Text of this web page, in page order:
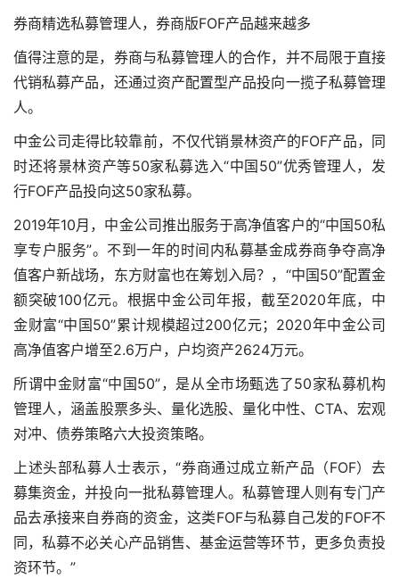
券商精选私募管理人，券商版FOF产品越来越多
值得注意的是，券商与私募管理人的合作，并不局限于直接
代销私募产品，还通过资产配置型产品投向一揽子私募管理
人。
中金公司走得比较靠前，不仅代销景林资产的FOF产品，同
时还将景林资产等50家私募选入“中国50”优秀管理人，发
行FOF产品投向这50家私募。
2019年10月，中金公司推出服务于高净值客户的“中国50私
享专户服务”。不到一年的时间内私募基金成券商争夺高净
值客户新战场，东方财富也在筹划入局？，“中国50”配置金
额突破100亿元。根据中金公司年报，截至2020年底，中
金财富“中国50”累计规模超过200亿元；2020年中金公司
高净值客户增至2.6万户，户均资产2624万元。
所谓中金财富“中国50”，是从全市场甄选了50家私募机构
管理人，涵盖股票多头、量化选股、量化中性、CTA、宏观
对冲、债券策略六大投资策略。
上述头部私募人士表示，“券商通过成立新产品（FOF）去
募集资金，并投向一批私募管理人。私募管理人则有专门产
品去承接来自券商的资金，这类FOF与私募自己发的FOF不
同，私募不必关心产品销售、基金运营等环节，更多负责投
资环节。”